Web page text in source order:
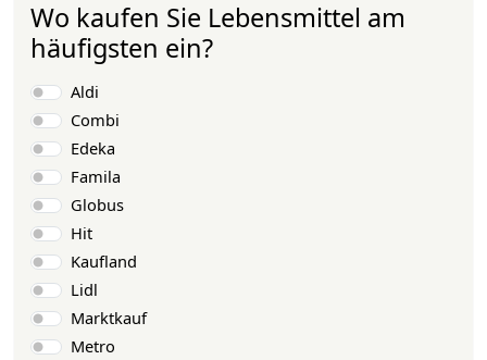
Wo kaufen Sie Lebensmittel am
häufigsten ein?
Auswahlmöglichkeiten
Aldi
Combi
Edeka
Famila
Globus
Hit
Kaufland
Lidl
Marktkauf
Metro